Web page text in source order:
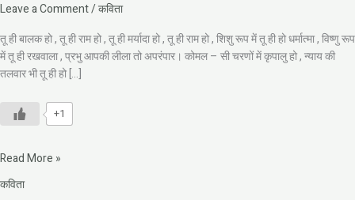
Leave a Comment/कविता
तू ही बालक हो , तू ही राम हो , तू ही मर्यादा हो , तू ही राम हो , शिशु रूप में तू ही हो धर्मात्मा , विष्णु रूप
में तू ही रखवाला , प्रभु आपकी लीला तो अपरंपार। कोमल – सी चरणों में कृपालु हो , न्याय की
तलवार भी तू ही हो […]
+1
Read More »
कविता